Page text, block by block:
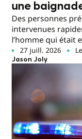
une
Des personnes
intervenues
l’homme qui était
27 juill. 2026
Jason Joly